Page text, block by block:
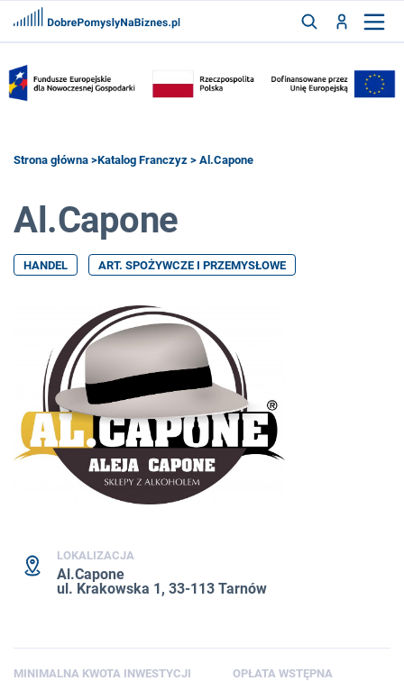
ZAREJESTRUJ
FRANCZYZY
Strona główna >Katalog Franczyz > Al.Capone
Al.Capone
HANDEL ART. SPOŻYWCZE I PRZEMYSŁOWE
LOKALIZACJA
Al.Capone
ul. Krakowska 1, 33-113 Tarnów
MINIMALNA KWOTA INWESTYCJI OPŁATA WSTĘPNA